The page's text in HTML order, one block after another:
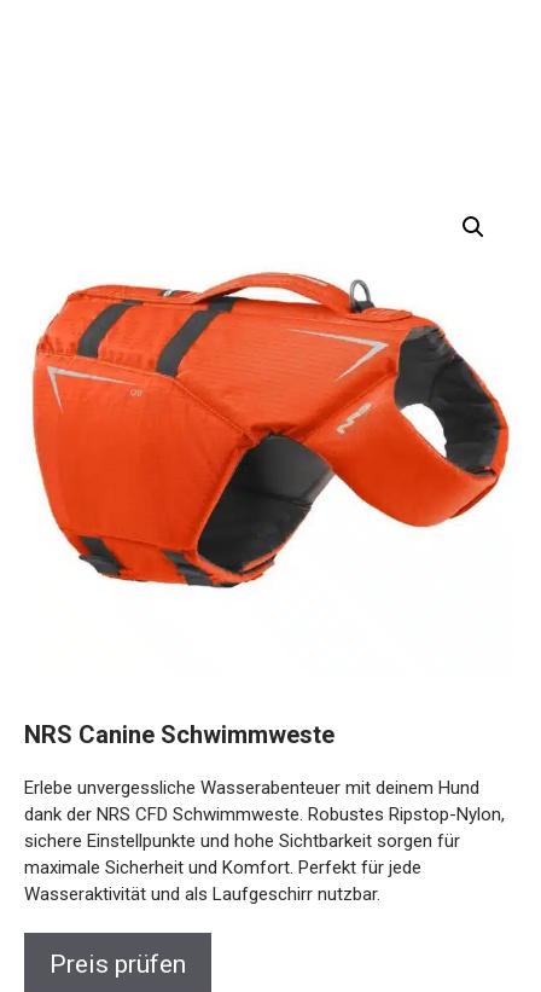
dank der NRS CFD Schwimmweste. Robustes Ripstop-
Nylon, sichere Einstellpunkte und hohe Sichtbarkeit sorgen
für maximale Sicherheit und Komfort. Perfekt für jede
Wasseraktivität und als Laufgeschirr nutzbar.